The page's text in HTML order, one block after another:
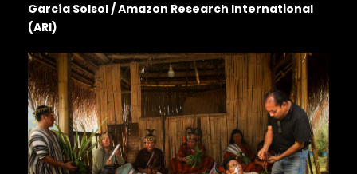
García Solsol / Amazon Research International
(ARI)